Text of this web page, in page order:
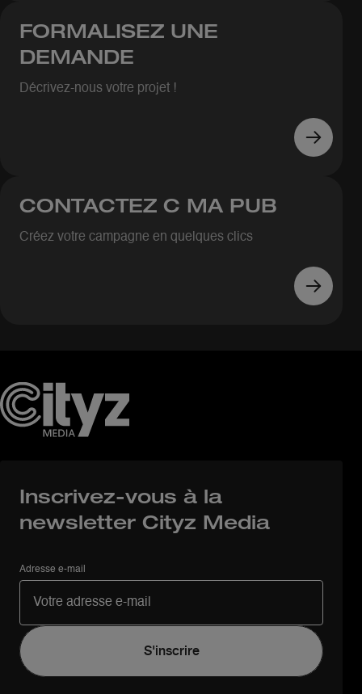
FORMALISEZ UNE
DEMANDE
Décrivez-nous votre projet !
CONTACTEZ C MA PUB
Créez votre campagne en quelques clics
Inscrivez-vous à la
newsletter Cityz Media
Adresse e-mail